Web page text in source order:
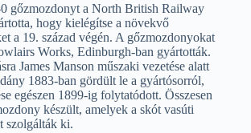
gőzmozdonyt a North British Railway
hogy kielégítse a növekvő
a 19. század végén. A gőzmozdonyokat
Works, Edinburgh-ban gyártották.
James Manson műszaki vezetése alatt
1883-ban gördült le a gyártósorról,
egészen 1899-ig folytatódott. Összesen
készült, amelyek a skót vasúti
szolgálták ki.